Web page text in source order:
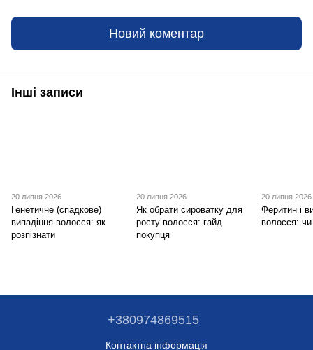
Новий коментар
Інші записи
20 липня 2026
Генетичне (спадкове)
випадіння волосся: як
розпізнати
20 липня 2026
Як обрати сироватку для
росту волосся: гайд
покупця
20 липня 2026
Феритин і
волосся: чи
+380974869515
Контактна інформація